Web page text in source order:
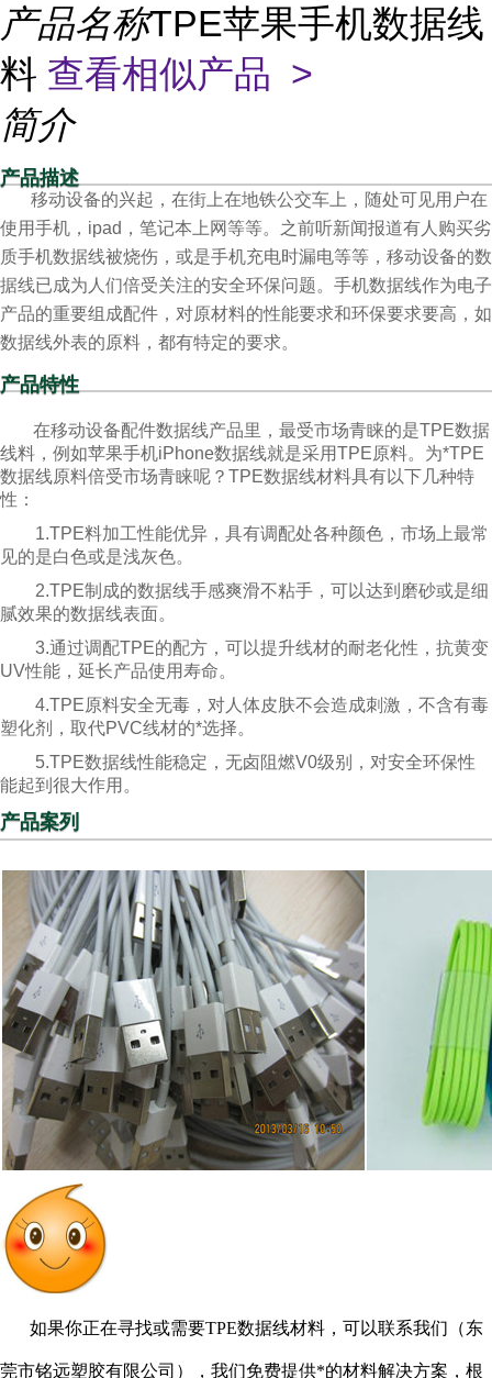
产品名称TPE苹果手机数据线
料 查看相似产品 >
简介
产品描述
移动设备的兴起，在街上在地铁公交车上，随处可见用户在
使用手机，ipad，笔记本上网等等。之前听新闻报道有人购买劣
质手机数据线被烧伤，或是手机充电时漏电等等，移动设备的数
据线已成为人们倍受关注的安全环保问题。手机数据线作为电子
产品的重要组成配件，对原材料的性能要求和环保要求要高，如
数据线外表的原料，都有特定的要求。
产品特性
在移动设备配件数据线产品里，最受市场青睐的是TPE数据
线料，例如苹果手机iPhone数据线就是采用TPE原料。为*TPE
数据线原料倍受市场青睐呢？TPE数据线材料具有以下几种特
性：
1.TPE料加工性能优异，具有调配处各种颜色，市场上最常
见的是白色或是浅灰色。
2.TPE制成的数据线手感爽滑不粘手，可以达到磨砂或是细
腻效果的数据线表面。
3.通过调配TPE的配方，可以提升线材的耐老化性，抗黄变
UV性能，延长产品使用寿命。
4.TPE原料安全无毒，对人体皮肤不会造成刺激，不含有毒
塑化剂，取代PVC线材的*选择。
5.TPE数据线性能稳定，无卤阻燃V0级别，对安全环保性
能起到很大作用。
产品案列
如果你正在寻找或需要TPE数据线材料，可以联系我们（东
莞市铭远塑胶有限公司），我们免费提供*的材料解决方案，根